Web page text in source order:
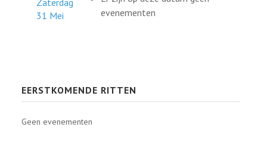
Zaterdag
31 Mei
evenementen
EERSTKOMENDE RITTEN
Geen evenementen